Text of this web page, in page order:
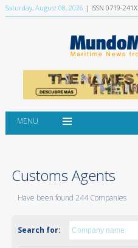
Saturday, August 08, 2026 | ISSN 0719-241X
MENU
Customs Agents
Have been found 244 Companies
Search for: